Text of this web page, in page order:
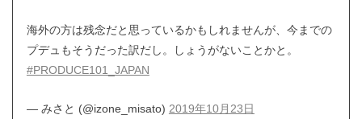
海外の方は残念だと思っているかもしれませんが、今までの
プデュもそうだった訳だし。しょうがないことかと。
#PRODUCE101_JAPAN
— みさと (@izone_misato) 2019年10月23日